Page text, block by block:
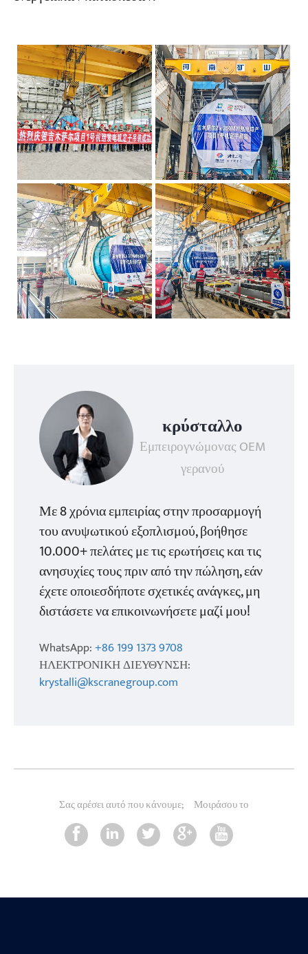
κρύσταλλο
Εμπειρογνώμονας OEM
γερανού
Με 8 χρόνια εμπειρίας στην προσαρμογή
του ανυψωτικού εξοπλισμού, βοήθησε
10.000+ πελάτες με τις ερωτήσεις και τις
ανησυχίες τους πριν από την πώληση, εάν
έχετε οποιεσδήποτε σχετικές ανάγκες, μη
διστάσετε να επικοινωνήσετε μαζί μου!
WhatsApp:+86 199 1373 9708
ΗΛΕΚΤΡΟΝΙΚΗ ΔΙΕΥΘΥΝΣΗ:
krystalli@kscranegroup.com
Σας αρέσει αυτό που κάνουμε; Μοιράσου το